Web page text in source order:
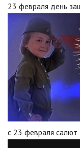
23 февраля день
с 23 февраля салют